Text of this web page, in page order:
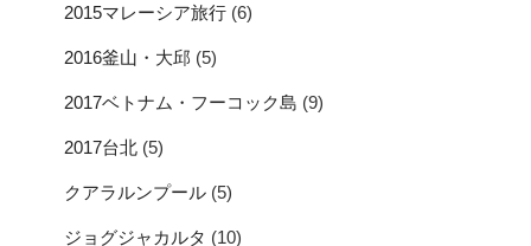
2015マレーシア旅行 (6)
2016釜山・大邱 (5)
2017ベトナム・フーコック島 (9)
2017台北 (5)
クアラルンプール (5)
ジョグジャカルタ (10)